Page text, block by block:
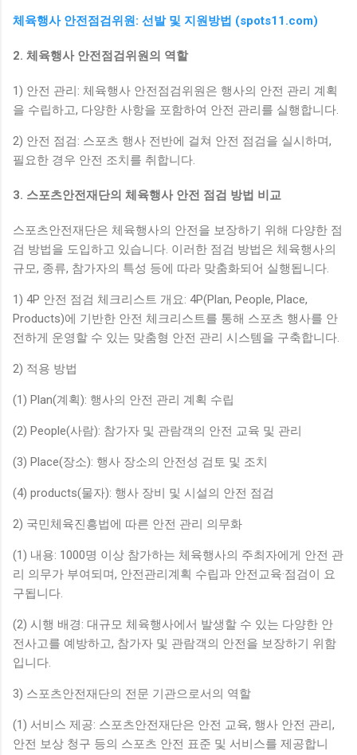
체육행사 안전점검위원: 선발 및 지원방법 (spots11.com)
2. 체육행사 안전점검위원의 역할
1) 안전 관리: 체육행사 안전점검위원은 행사의 안전 관리 계획
을 수립하고, 다양한 사항을 포함하여 안전 관리를 실행합니다.
2) 안전 점검: 스포츠 행사 전반에 걸쳐 안전 점검을 실시하며,
필요한 경우 안전 조치를 취합니다.
3. 스포츠안전재단의 체육행사 안전 점검 방법 비교
스포츠안전재단은 체육행사의 안전을 보장하기 위해 다양한 점
검 방법을 도입하고 있습니다. 이러한 점검 방법은 체육행사의
규모, 종류, 참가자의 특성 등에 따라 맞춤화되어 실행됩니다.
1) 4P 안전 점검 체크리스트 개요: 4P(Plan, People, Place,
Products)에 기반한 안전 체크리스트를 통해 스포츠 행사를 안
전하게 운영할 수 있는 맞춤형 안전 관리 시스템을 구축합니다.
2) 적용 방법
(1) Plan(계획): 행사의 안전 관리 계획 수립
(2) People(사람): 참가자 및 관람객의 안전 교육 및 관리
(3) Place(장소): 행사 장소의 안전성 검토 및 조치
(4) products(물자): 행사 장비 및 시설의 안전 점검
2) 국민체육진흥법에 따른 안전 관리 의무화
(1) 내용: 1000명 이상 참가하는 체육행사의 주최자에게 안전 관
리 의무가 부여되며, 안전관리계획 수립과 안전교육·점검이 요
구됩니다.
(2) 시행 배경: 대규모 체육행사에서 발생할 수 있는 다양한 안
전사고를 예방하고, 참가자 및 관람객의 안전을 보장하기 위함
입니다.
3) 스포츠안전재단의 전문 기관으로서의 역할
(1) 서비스 제공: 스포츠안전재단은 안전 교육, 행사 안전 관리,
안전 보상 청구 등의 스포츠 안전 표준 및 서비스를 제공합니